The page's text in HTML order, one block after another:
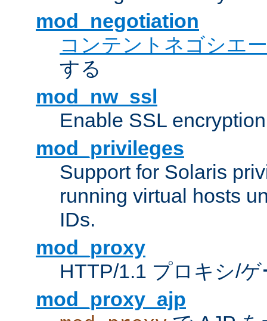
mod_negotiation
コンテントネゴシエ
する
mod_nw_ssl
Enable SSL
mod_privileges
Support for Solaris
running virtual hosts
IDs.
mod_proxy
HTTP/1.1 プロキシ/
mod_proxy_ajp